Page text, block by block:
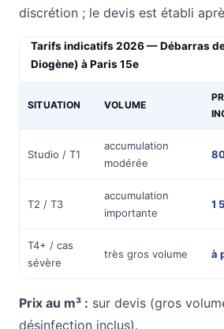
discrétion ; le devis est établi
Tarifs indicatifs 2026 — Débarras de
Diogène) à Paris 15e
SITUATION VOLUME
Studio / T1
accumulation
modérée
T2 / T3
accumulation
importante
1
T4+ / cas
sévère
très gros volume à
Prix au m³ : sur devis (gros
désinfection inclus).